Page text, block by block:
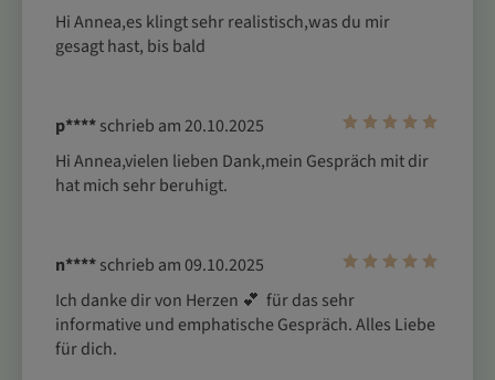
Hi Annea,es klingt sehr realistisch,was du mir
gesagt hast, bis bald
p****schrieb am 20.10.2025
Hi Annea,vielen lieben Dank,mein Gespräch mit dir
hat mich sehr beruhigt.
n****schrieb am 09.10.2025
Ich danke dir von Herzen 💕  für das sehr
informative und emphatische Gespräch. Alles Liebe
für dich.